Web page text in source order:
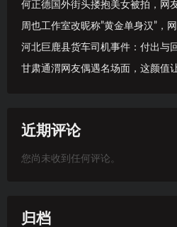
何正德国外街头搂抱美女被拍，网
周也工作室改昵称”黄金单身汉”，
河北巨鹿县货车司机事件：付出与
甘肃通渭网友偶遇名场面，这颜值
近期评论
您尚未收到任何评论。
归档